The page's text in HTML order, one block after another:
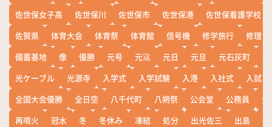
佐世保女子高
佐世保川 佐世保市 佐世保港
佐世保看護学校
佐賀県
体育大会 体育祭 体育館 信号機 修学旅行
修理
備蓄基地
像 優勝 元号 元寇 元日 元旦 元石灰町
光ケーブル
光源寺 入学式 入学試験 入港 入社式
入試
全国大会優勝
全日空 八千代町 八朔祭 公会堂 公務員
公
再噴火
冠水 冬 冬休み 凍結 処分 出光佐三 出島